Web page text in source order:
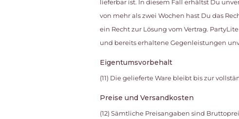
lieferbar ist. In diesem Fall erhältst Du
von mehr als zwei Wochen hast Du das
ein Recht zur Lösung vom Vertrag.
und bereits erhaltene Gegenleistungen
Eigentumsvorbehalt
(11) Die gelieferte Ware bleibt bis zur
Preise und Versandkosten
(12) Sämtliche Preisangaben sind